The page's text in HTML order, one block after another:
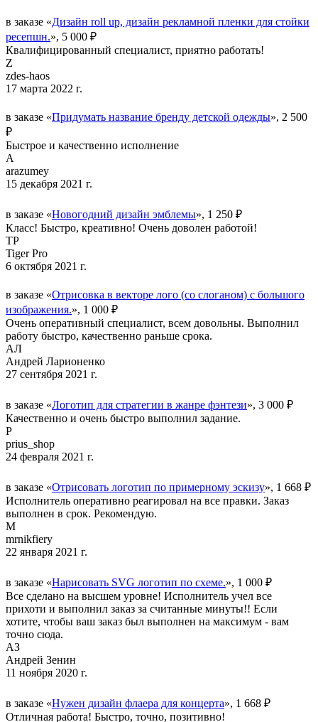
в заказе «Дизайн roll up, дизайн рекламной пленки для стойки
ресепшн.», 5 000 ₽
Квалифицированный специалист, приятно работать!
Z
zdes-haos
17 марта 2022 г.
в заказе «Придумать название бренду детской одежды», 2 500
₽
Быстрое и качественно исполнение
A
arazumey
15 декабря 2021 г.
в заказе «Новогодний дизайн эмблемы», 1 250 ₽
Класс! Быстро, креативно! Очень доволен работой!
TP
Tiger Pro
6 октября 2021 г.
в заказе «Отрисовка в векторе лого (со слоганом) с большого
изображения.», 1 000 ₽
Очень оперативный специалист, всем довольны. Выполнил
работу быстро, качественно раньше срока.
АЛ
Андрей Ларионенко
27 сентября 2021 г.
в заказе «Логотип для стратегии в жанре фэнтези», 3 000 ₽
Качественно и очень быстро выполнил задание.
P
prius_shop
24 февраля 2021 г.
в заказе «Отрисовать логотип по примерному эскизу», 1 668 ₽
Исполнитель оперативно реагировал на все правки. Заказ
выполнен в срок. Рекомендую.
M
mrnikfiery
22 января 2021 г.
в заказе «Нарисовать SVG логотип по схеме.», 1 000 ₽
Все сделано на высшем уровне! Исполнитель учел все
прихоти и выполнил заказ за считанные минуты!! Если
хотите, чтобы ваш заказ был выполнен на максимум - вам
точно сюда.
АЗ
Андрей Зенин
11 ноября 2020 г.
в заказе «Нужен дизайн флаера для концерта», 1 668 ₽
Отличная работа! Быстро, точно, позитивно!